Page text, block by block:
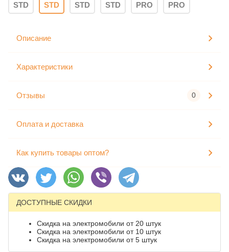
STD STD STD STD PRO PRO
Описание
Характеристики
Отзывы 0
Оплата и доставка
Как купить товары оптом?
ДОСТУПНЫЕ СКИДКИ
Скидка на электромобили от 20 штук
Скидка на электромобили от 10 штук
Скидка на электромобили от 5 штук